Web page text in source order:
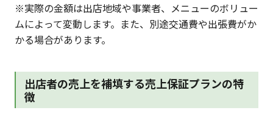
※実際の金額は出店地域や事業者、メニューのボリュー
ムによって変動します。また、別途交通費や出張費がか
かる場合があります。
出店者の売上を補填する売上保証プランの特
徴